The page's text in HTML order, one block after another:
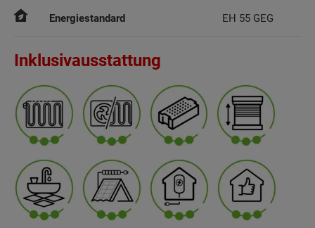
Energiestandard EH 55 GEG
Inklusivausstattung